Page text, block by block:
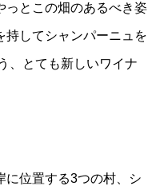
っとこの畑のあるべき姿
持してシャンパーニュを
、とても新しいワイナ
に位置する3つの村、シ